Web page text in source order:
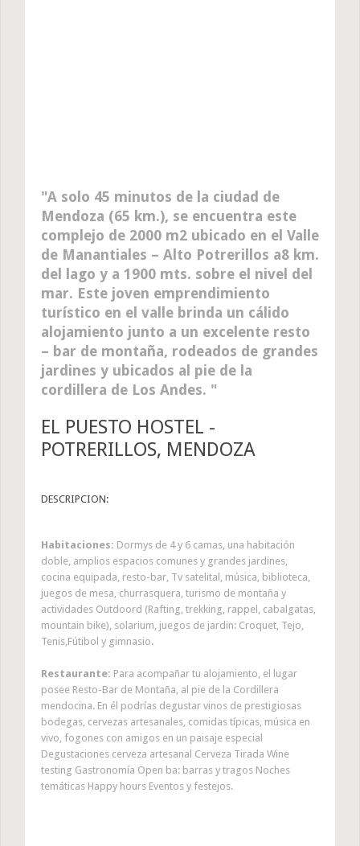
A solo 45 minutos de la ciudad de
Mendoza (65 km.), se encuentra este
complejo de 2000 m2 ubicado en el Valle
de Manantiales – Alto Potrerillos a8 km.
del lago y a 1900 mts. sobre el nivel del
mar. Este joven emprendimiento
turístico en el valle brinda un cálido
alojamiento junto a un excelente resto
– bar de montaña, rodeados de grandes
jardines y ubicados al pie de la
cordillera de Los Andes.
EL PUESTO HOSTEL -
POTRERILLOS, MENDOZA
DESCRIPCION:
Habitaciones: Dormys de 4 y 6 camas, una habitación
doble, amplios espacios comunes y grandes jardines,
cocina equipada, resto-bar, Tv satelital, música, biblioteca,
juegos de mesa, churrasquera, turismo de montaña y
actividades Outdoord (Rafting, trekking, rappel, cabalgatas,
mountain bike), solarium, juegos de jardin: Croquet, Tejo,
Tenis,Fútibol y gimnasio.
Restaurante: Para acompañar tu alojamiento, el lugar
posee Resto-Bar de Montaña, al pie de la Cordillera
mendocina. En él podrías degustar vinos de prestigiosas
bodegas, cervezas artesanales, comidas típicas, música en
vivo, fogones con amigos en un paisaje especial
Degustaciones cerveza artesanal Cerveza Tirada Wine
testing Gastronomía Open ba: barras y tragos Noches
temáticas Happy hours Eventos y festejos.